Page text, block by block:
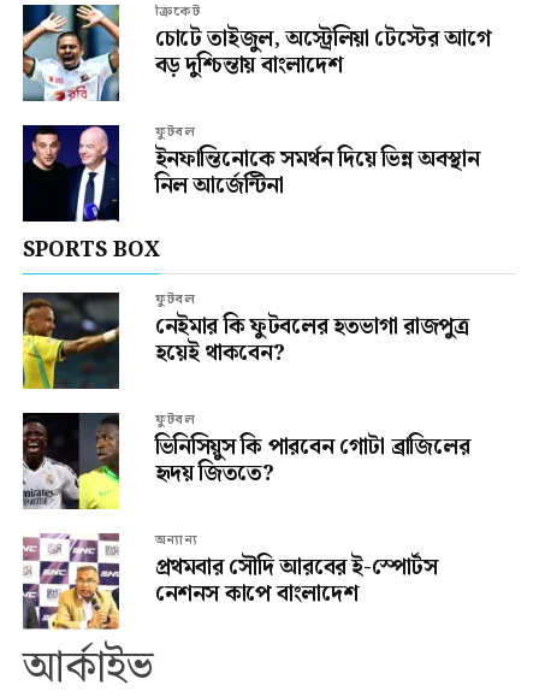
ক্রিকেট
চোটে তাইজুল, অস্ট্রেলিয়া টেস্টের আগে
বড় দুশ্চিন্তায় বাংলাদেশ
ফুটবল
ইনফান্তিনোকে সমর্থন দিয়ে ভিন্ন অবস্থান
নিল আর্জেন্টিনা
SPORTS BOX
ফুটবল
নেইমার কি ফুটবলের হতভাগা রাজপুত্র
হয়েই থাকবেন?
ফুটবল
ভিনিসিয়ুস কি পারবেন গোটা ব্রাজিলের
হৃদয় জিততে?
অন্যান্য
প্রথমবার সৌদি আরবের ই-স্পোর্টস
নেশনস কাপে বাংলাদেশ
আর্কাইভ